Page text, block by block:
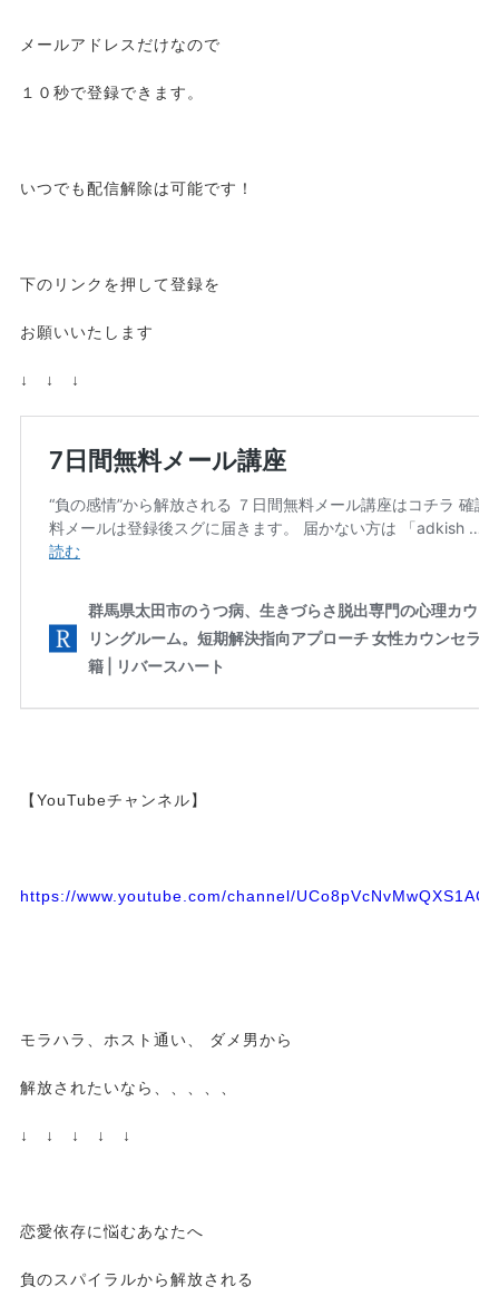
メールアドレスだけなので
１０秒で登録できます。
いつでも配信解除は可能です！
下のリンクを押して登録を
お願いいたします
↓ ↓ ↓
【YouTubeチャンネル】
https://www.youtube.com/channel/
モラハラ、ホスト通い、 ダメ男から
解放されたいなら、、、、、
↓ ↓ ↓ ↓ ↓
恋愛依存に悩むあなたへ
負のスパイラルから解放される